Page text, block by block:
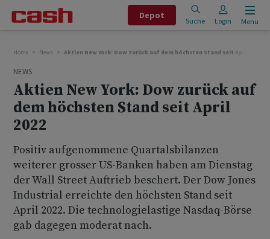
Depot
Suche Login Menu
Home News Aktien New York: Dow zurück auf dem höchsten Stand seit April 2022
NEWS
Aktien New York: Dow zurück auf
dem höchsten Stand seit April
2022
Positiv aufgenommene Quartalsbilanzen
weiterer grosser US-Banken haben am Dienstag
der Wall Street Auftrieb beschert. Der Dow Jones
Industrial erreichte den höchsten Stand seit
April 2022. Die technologielastige Nasdaq-Börse
gab dagegen moderat nach.